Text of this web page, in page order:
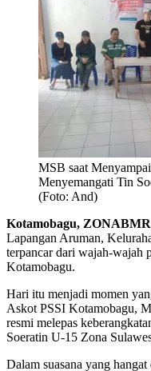
MSB saat
Menyemangati Tin
(Foto: And)
Kotamobagu,
Lapangan Aruman,
terpancar dari wajah-wajah
Kotamobagu.
Hari itu menjadi momen
Askot PSSI Kotamobagu,
resmi melepas
Soeratin U-15 Zona
Dalam suasana yang